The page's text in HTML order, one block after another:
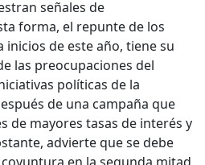
señales de
forma, el repunte de los
inicios de este año, tiene su
las preocupaciones del
políticas de la
de una campaña que
de mayores tasas de interés y
advierte que se debe